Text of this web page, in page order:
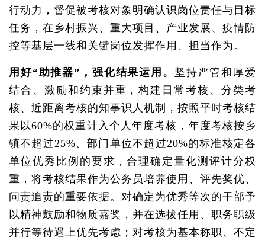
行动力，督促被考核对象明确认识岗位责任与目标
任务，在乡村振兴、重大项目、产业发展、疫情防
控等基层一线和关键岗位发挥作用、担当作为。
用好“助推器”，强化结果运用。 坚持严管和厚爱
结合、激励和约束并重，构建日常考核、分类考
核、近距离考核的知事识人机制，按照平时考核结
果以60%的权重计入个人年度考核，年度考核按乡
镇不超过25%、部门单位不超过20%的标准核定各
单位优秀比例的要求，合理确定量化测评计分权
重，将考核结果作为公务员培养使用、评先奖优、
问责追责的重要依据。对确定为优秀等次的干部予
以精神鼓励和物质嘉奖，并在选拔任用、职务职级
并行等待遇上优先考虑；对考核为基本称职、不定